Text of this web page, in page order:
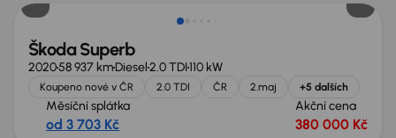
Škoda Superb
202058 937 kmDiesel2.0 TDI110 kW
Koupeno nové v ČR 2.0 TDI ČR 2.maj +5 dalších
Měsíční splátka
od 3 703 Kč
Akční cena
380 000 Kč